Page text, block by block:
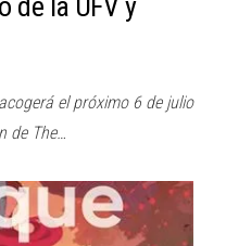
el próximo 6 de julio
de The…